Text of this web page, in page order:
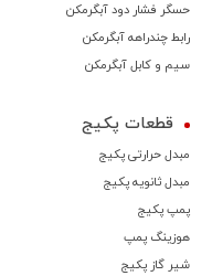
حسگر فشار دود آبگرمکن
رابط چندراهه آبگرمکن
سیم و کابل آبگرمکن
قطعات پکیج
مبدل حرارتی پکیج
مبدل ثانویه پکیج
پمپ پکیج
هوزینگ پمپ
شیر گاز پکیج